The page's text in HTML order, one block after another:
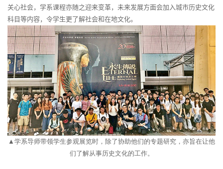
关心社会，学系课程亦随之迎来变革，未来发展方面会加入城市历史文化
科目等内容，令学生更了解社会和在地文化。
▲ 学系导师带领学生参观展览时，除了协助他们的专题研究，亦旨在让他
们了解从事历史文化的工作。